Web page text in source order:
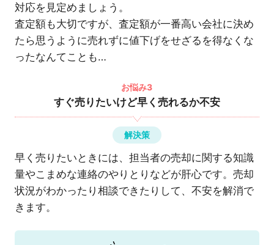
対応を見定めましょう。
査定額も大切ですが、査定額が一番高い会社に決め
たら思うように売れずに値下げをせざるを得なくな
ったなんてことも…
お悩み3
すぐ売りたいけど早く売れるか不安
解決策
早く売りたいときには、担当者の売却に関する知識
量やこまめな連絡のやりとりなどが肝心です。売却
状況がわかったり相談できたりして、不安を解消で
きます。